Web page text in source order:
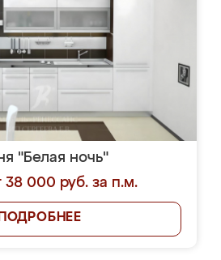
"Белая ночь"
38 000 руб. за п.м.
ПОДРОБНЕЕ